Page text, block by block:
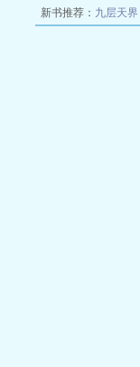
新书推荐： 九层天界